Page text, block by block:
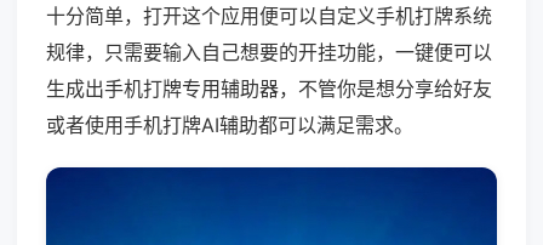
十分简单，打开这个应用便可以自定义手机打牌系统
规律，只需要输入自己想要的开挂功能，一键便可以
生成出手机打牌专用辅助器，不管你是想分享给好友
或者使用手机打牌AI辅助都可以满足需求。